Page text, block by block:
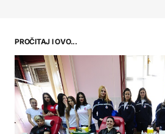
PROČITAJ I OVO...